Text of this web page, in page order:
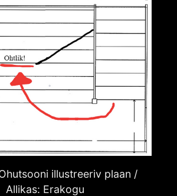
illustreeriv plaan /
Allikas: Erakogu